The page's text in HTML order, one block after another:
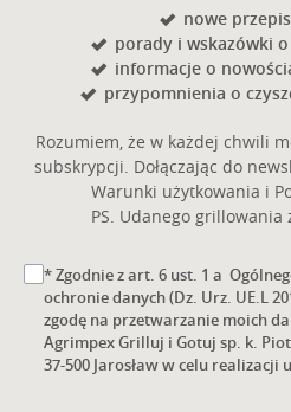
nowe
porady i wskazówki
informacje o
przypomnienia o
Rozumiem, że w każdej chwili
subskrypcji. Dołączając do
Warunki użytkowania i
PS. Udanego grillowania
* Zgodnie z art. 6 ust. 1 a
ochronie danych (Dz. Urz. UE.L
zgodę na przetwarzanie moich
Agrimpex Grilluj i Gotuj sp. k.
37-500 Jarosław w celu realizacji